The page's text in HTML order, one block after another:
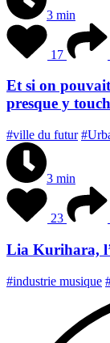
3 min
17
Et si on
presque y
#ville du futur
3 min
23
Lia Kurihara,
#industrie musique